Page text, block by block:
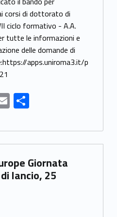
ai
l
ar
e
corsi di dottorato di
ciclo formativo - A.A.
tutte le informazioni e
delle domande di
apps.uniroma3.it/p
E
m
ai
l
S
h
ar
e
Giornata
lancio, 25